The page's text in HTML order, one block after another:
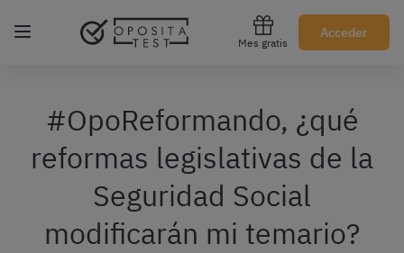
Mes gratis
Acceder
Regístrate gratis
#OpoReformando, ¿qué
reformas legislativas de la
Seguridad Social
modificarán mi temario?